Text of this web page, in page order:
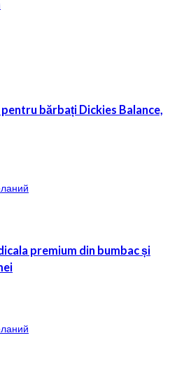
bărbați Dickies Balance,
premium din bumbac și